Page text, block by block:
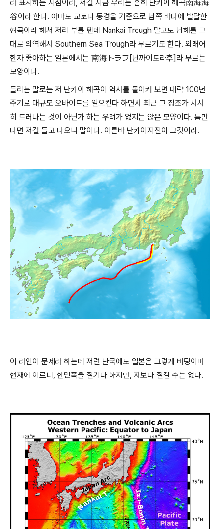
라 표시하는 지점이라, 저걸 지금 우리는 흔히 난카이 해곡南海海
谷이라 한다. 아마도 교토나 동경을 기준으로 남쪽 바다에 발달한
협곡이라 해서 저리 부를 텐데 Nankai Trough 말고도 남해를 그
대로 의역해서 Southern Sea Trough라 부르기도 한다. 외래어
한자 좋아하는 일본에서는 南海トラフ[난까이토라후]라 부르는
모양이다.
들리는 말로는 저 난카이 해곡이 역사를 돌이켜 보면 대략 100년
주기로 대규모 오바이트를 일으킨다 하면서 최근 그 징조가 서서
히 드러나는 것이 아닌가 하는 우려가 없지는 않은 모양이다. 틈만
나면 저걸 들고 나오니 말이다. 이른바 난카이지진이 그것이라.
이 라인이 문제라 하는데 저런 난국에도 일본은 그렇게 버팅이며
현재에 이르니, 한민족을 질기다 하지만, 저보다 질길 수는 없다.